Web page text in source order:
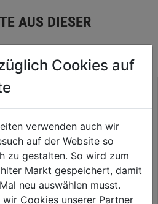
AUS DIESER
Cookies auf
verwenden auch wir
auf der Website so
zu gestalten. So wird zum
Markt gespeichert, damit
neu auswählen musst.
Cookies unserer Partner